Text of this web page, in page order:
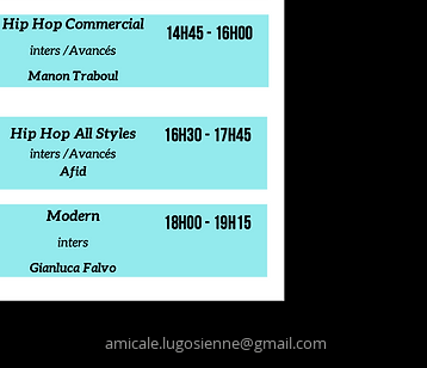
amicale.lugosienne@gmail.com